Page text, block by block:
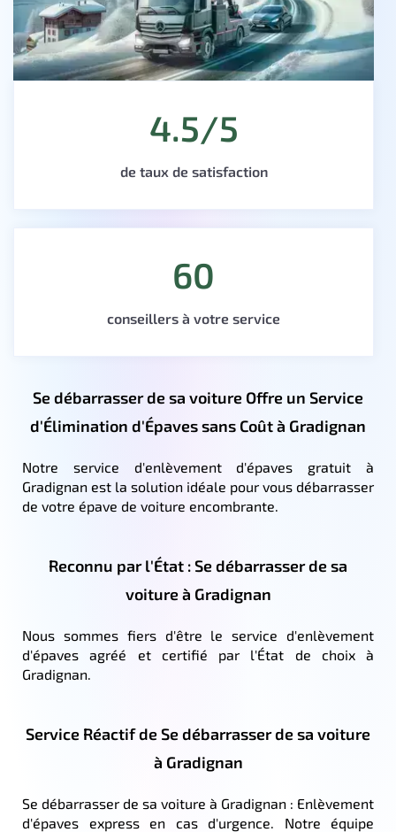
4.5/5
de taux de satisfaction
60
conseillers à votre service
Se débarrasser de sa voiture Offre un Service
d'Élimination d'Épaves sans Coût à Gradignan
Notre service d'enlèvement d'épaves gratuit à
Gradignan est la solution idéale pour vous débarrasser
de votre épave de voiture encombrante.
Reconnu par l'État : Se débarrasser de sa
voiture à Gradignan
Nous sommes fiers d'être le service d'enlèvement
d'épaves agréé et certifié par l'État de choix à
Gradignan.
Service Réactif de Se débarrasser de sa voiture
à Gradignan
Se débarrasser de sa voiture à Gradignan : Enlèvement
d'épaves express en cas d'urgence. Notre équipe